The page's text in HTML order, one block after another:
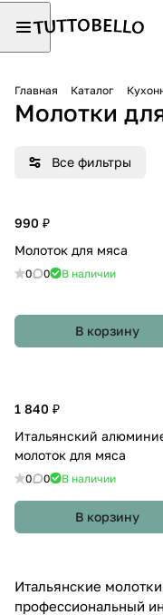
Главная Каталог
Молотки
Все фильтры
990 ₽
Молоток для мяса
0 0 В наличии
В корзину
1 840 ₽
Итальянский
молоток для мяса
0 0 В наличии
В корзину
Итальянские
профессиональный